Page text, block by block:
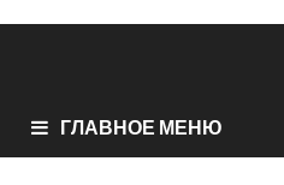
ГЛАВНОЕ МЕНЮ